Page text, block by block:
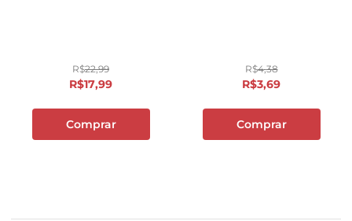
R$22,99
R$17,99
Comprar
R$4,38
R$3,69
Comprar